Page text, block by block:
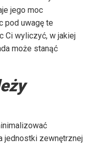
jego moc
pod uwagę te
Ci wyliczyć, w jakiej
może stanąć
jednostki zewnętrznej